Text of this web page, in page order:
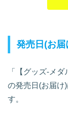
発売日(お
「【グッズ-メ
の発売日(お届け)
す。